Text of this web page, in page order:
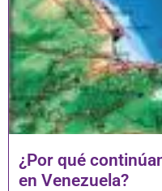
¿Por qué
en Venezuela?